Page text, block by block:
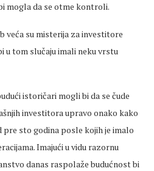
mogla da se otme kontroli.
veća su misterija za investitore
u tom slučaju imali neku vrstu
istoričari mogli bi da se čude
investitora upravo onako kako
pre sto godina posle kojih je imalo
Imajući u vidu razornu
danas raspolaže budućnost bi